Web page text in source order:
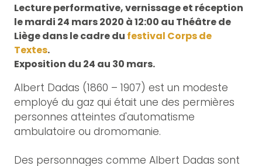
Lecture performative, vernissage et réception
le mardi 24 mars 2020 à 12:00 au Théâtre de
Liège dans le cadre du festival Corps de
Textes.
Exposition du 24 au 30 mars.
Albert Dadas (1860 – 1907) est un modeste
employé du gaz qui était une des permières
personnes atteintes d'automatisme
ambulatoire ou dromomanie.
Des personnages comme Albert Dadas sont